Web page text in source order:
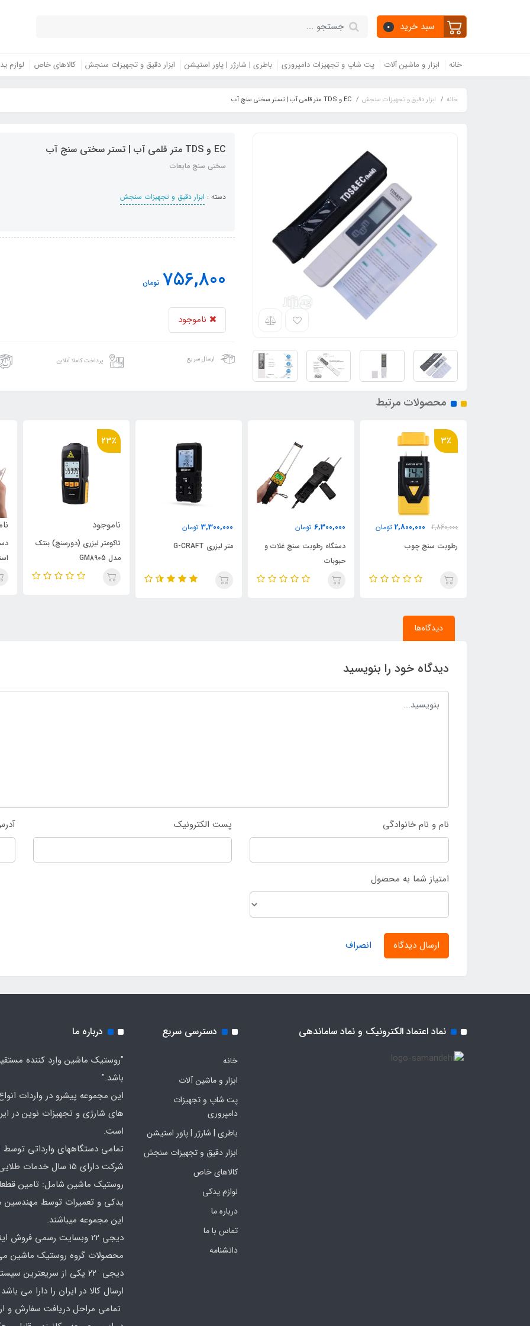
سبد خرید 0
خانه ابزار و ماشین آلات پت شاپ و تجهیزات دامپروری باطری | شارژر | پاور استیشن ابزار دقیق و تجهیزات سنجش کالاهای خاص لوازم
خانه ابزار دقیق و تجهیزات سنجش EC و TDS متر قلمی آب | تستر سختی سنج آب
EC و TDS متر قلمی آب | تستر سختی سنج آب
سختی سنج مایعات
دسته : ابزار دقیق و تجهیزات سنجش
756,800 تومان
ناموجود
ارسال سریع پرداخت کاملا آنلاین
محصولات مرتبط
6,300,000 تومان
دستگاه رطوبت سنج غلات و
3,300,000 تومان
متر لیزری G-CRAFT
ناموجود
تاکومتر لیزری (دورسنج) بنتک
ناموجود
دستگاه تستر کلر و PH آب
استخر مدل PCT02
دیدگاه‌ها
دیدگاه خود را بنویسید
نام و نام خانوادگی پست الکترونیک
امتیاز شما به محصول
ارسال دیدگاه انصراف
نماد اعتماد الکترونیک و نماد ساماندهی دسترسی سریع
خانه
ابزار و ماشین آلات
پت شاپ و تجهیزات
دامپروری
باطری | شارژر | پاور استیشن
ابزار دقیق و تجهیزات سنجش
کالاهای خاص
لوازم یدکی
درباره ما
تماس با ما
دانشنامه
درباره ما
"روستیک ماشین وارد کننده
باشد."
این مجموعه پیشرو در واردات انواع
های شارژی و تجهیزات نوین در
است.
تمامی دستگاههای وارداتی توسط
شرکت دارای 15 سال خدمات
روستیک ماشین شامل: تامین
یدکی و تعمیرات توسط
این مجموعه میباشند.
دیجی 22 وبسایت رسمی فروش
محصولات گروه روستیک ماشین
دیجی 22 یکی از سریعترین
ارسال کالا در ایران را دارا می
تمامی مراحل دریافت سفارش و